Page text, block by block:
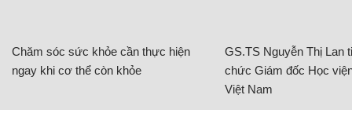
Chăm sóc sức khỏe cần thực hiện
ngay khi cơ thể còn khỏe
GS.TS Nguyễn Thị Lan
chức Giám đốc Học
Việt Nam